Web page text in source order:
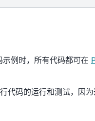
例时，所有代码都可在
代码的运行和测试，因为